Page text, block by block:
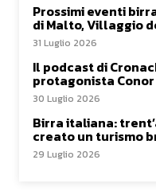
Prossimi eventi
di Malto, Villaggio
31 Luglio 2026
Il podcast di
protagonista
30 Luglio 2026
Birra italiana:
creato un turismo
29 Luglio 2026